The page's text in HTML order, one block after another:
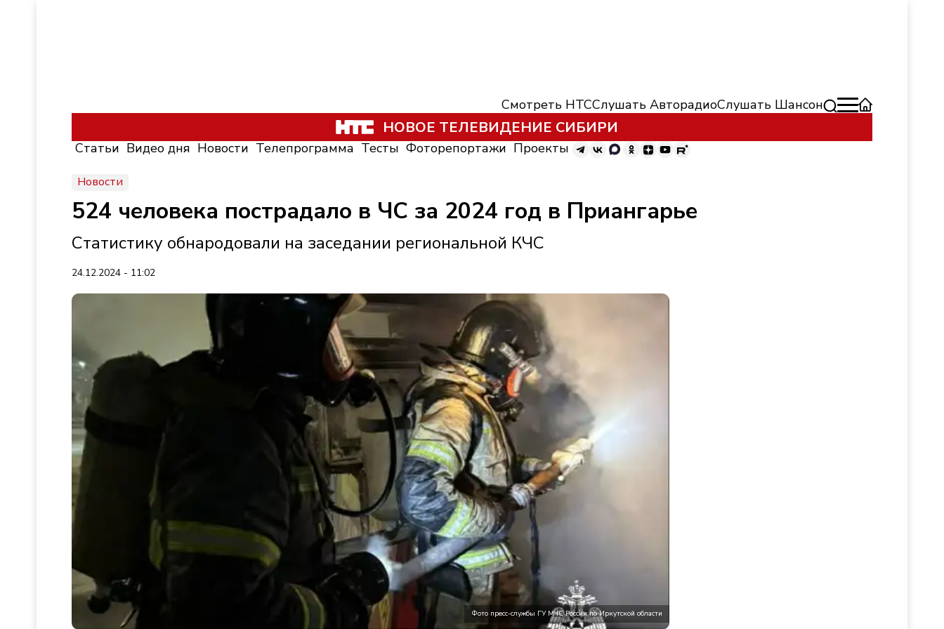
Смотреть НТССлушать АвторадиоСлушать Шансон
НОВОЕ ТЕЛЕВИДЕНИЕ СИБИРИ
Статьи Видео дня Новости Телепрограмма Тесты Фоторепортажи Проекты
Новости
524 человека пострадало в ЧС за 2024 год в Приангарье
Статистику обнародовали на заседании региональной КЧС
24.12.2024 - 11:02
Фото пресс-службы ГУ МЧС России по Иркутской области